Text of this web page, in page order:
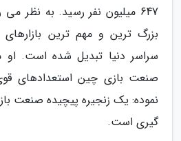
647 میلیون نفر رسید. به نظر
بزرگ ترین و مهم ترین
سراسر دنیا تبدیل شده است. او
صنعت بازی چین استعدادهای
نموده: یک زنجیره پیچیده صنعت
گیری است.